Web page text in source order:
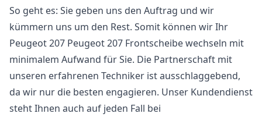
So geht es: Sie geben uns den Auftrag und wir
kümmern uns um den Rest. Somit können wir Ihr
Peugeot 207 Peugeot 207 Frontscheibe wechseln mit
minimalem Aufwand für Sie. Die Partnerschaft mit
unseren erfahrenen Techniker ist ausschlaggebend,
da wir nur die besten engagieren. Unser Kundendienst
steht Ihnen auch auf jeden Fall bei